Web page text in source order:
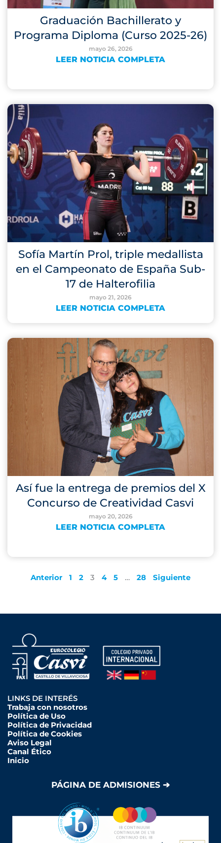
Graduación Bachillerato y
Programa Diploma (Curso 2025-26)
mayo 26, 2026
LEER NOTICIA COMPLETA
Sofía Martín Prol, triple medallista
en el Campeonato de España Sub-
17 de Halterofilia
mayo 21, 2026
LEER NOTICIA COMPLETA
Así fue la entrega de premios del X
Concurso de Creatividad Casvi
mayo 20, 2026
LEER NOTICIA COMPLETA
Anterior 1 2 3 4 5 … 28 Siguiente
LINKS DE INTERÉS
Trabaja con nosotros
Política de Uso
Política de Privacidad
Política de Cookies
Aviso Legal
Canal Ético
Inicio
PÁGINA DE ADMISIONES ➔